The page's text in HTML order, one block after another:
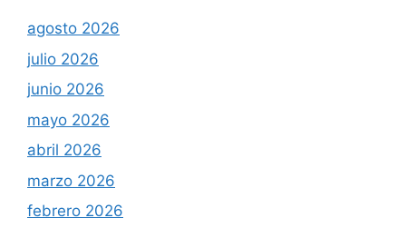
agosto 2026
julio 2026
junio 2026
mayo 2026
abril 2026
marzo 2026
febrero 2026